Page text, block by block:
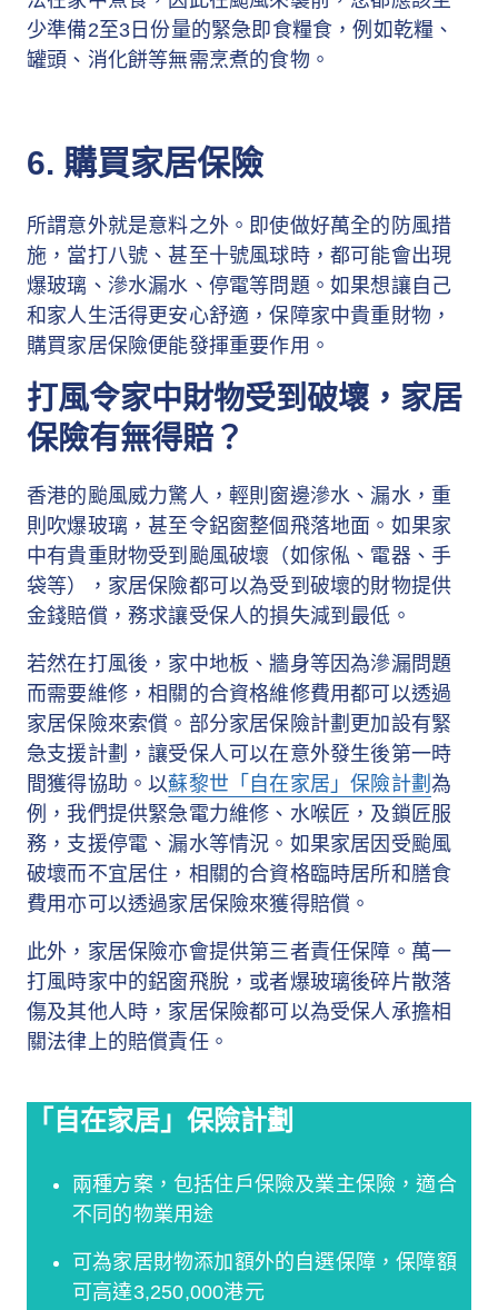
少準備2至3日份量的緊急即食糧食，例如乾糧、
罐頭、消化餅等無需烹煮的食物。
6. 購買家居保險
所謂意外就是意料之外。即使做好萬全的防風措
施，當打八號、甚至十號風球時，都可能會出現
爆玻璃、滲水漏水、停電等問題。如果想讓自己
和家人生活得更安心舒適，保障家中貴重財物，
購買家居保險便能發揮重要作用。
打風令家中財物受到破壞，家居
保險有無得賠？
香港的颱風威力驚人，輕則窗邊滲水、漏水，重
則吹爆玻璃，甚至令鋁窗整個飛落地面。如果家
中有貴重財物受到颱風破壞（如傢俬、電器、手
袋等），家居保險都可以為受到破壞的財物提供
金錢賠償，務求讓受保人的損失減到最低。
若然在打風後，家中地板、牆身等因為滲漏問題
而需要維修，相關的合資格維修費用都可以透過
家居保險來索償。部分家居保險計劃更加設有緊
急支援計劃，讓受保人可以在意外發生後第一時
間獲得協助。以蘇黎世「自在家居」保險計劃為
例，我們提供緊急電力維修、水喉匠，及鎖匠服
務，支援停電、漏水等情況。如果家居因受颱風
破壞而不宜居住，相關的合資格臨時居所和膳食
費用亦可以透過家居保險來獲得賠償。
此外，家居保險亦會提供第三者責任保障。萬一
打風時家中的鋁窗飛脫，或者爆玻璃後碎片散落
傷及其他人時，家居保險都可以為受保人承擔相
關法律上的賠償責任。
「自在家居」保險計劃
兩種方案，包括住戶保險及業主保險，適合
不同的物業用途
可為家居財物添加額外的自選保障，保障額
可高達3,250,000港元